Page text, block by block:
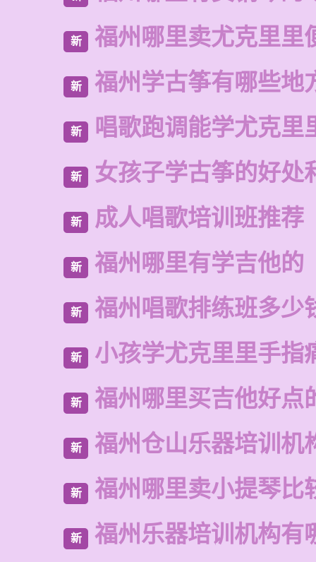
新 福州哪里卖尤克里里
新 福州学古筝有哪些地
新 唱歌跑调能学尤克里
新 女孩子学古筝的好处
新 成人唱歌培训班推荐
新 福州哪里有学吉他的
新 福州唱歌排练班多少
新 小孩学尤克里里手指
新 福州哪里买吉他好点
新 福州仓山乐器培训机
新 福州哪里卖小提琴比
新 福州乐器培训机构有